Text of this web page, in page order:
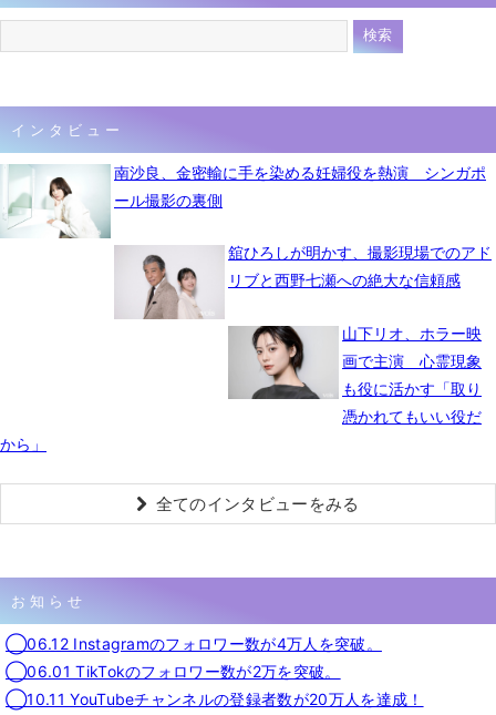
インタビュー
南沙良、金密輸に手を染める妊婦役を熱演 シンガポ
ール撮影の裏側
舘ひろしが明かす、撮影現場でのアド
リブと西野七瀬への絶大な信頼感
山下リオ、ホラー映
画で主演 心霊現象
も役に活かす「取り
憑かれてもいい役だ
から」
全てのインタビューをみる
お知らせ
◯06.12 Instagramのフォロワー数が4万人を突破。
◯06.01 TikTokのフォロワー数が2万を突破。
◯10.11 YouTubeチャンネルの登録者数が20万人を達成！